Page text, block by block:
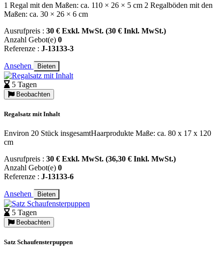
1 Regal mit den Maßen: ca. 110 × 26 × 5 cm 2 Regalböden mit den
Maßen: ca. 30 × 26 × 6 cm
Ausrufpreis : 30 € Exkl. MwSt. (30 € Inkl. MwSt.)
Anzahl Gebot(e) 0
Referenze : J-13133-3
Ansehen Bieten
5 Tagen
Beobachten
Regalsatz mit Inhalt
Environ 20 Stück insgesamtHaarprodukte Maße: ca. 80 x 17 x 120
cm
Ausrufpreis : 30 € Exkl. MwSt. (36,30 € Inkl. MwSt.)
Anzahl Gebot(e) 0
Referenze : J-13133-6
Ansehen Bieten
5 Tagen
Beobachten
Satz Schaufensterpuppen